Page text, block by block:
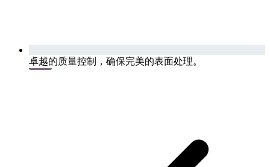
卓越的质量控制，确保完美的表面处理。